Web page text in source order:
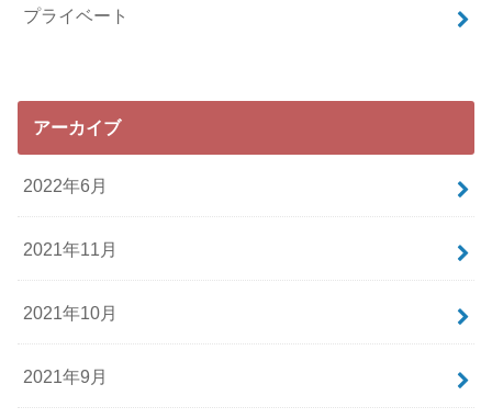
プライベート
アーカイブ
2022年6月
2021年11月
2021年10月
2021年9月